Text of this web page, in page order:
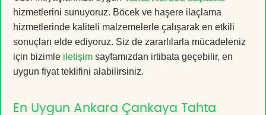
hizmetlerini sunuyoruz. Böcek ve haşere ilaçlama
hizmetlerinde kaliteli malzemelerle çalışarak en etkili
sonuçları elde ediyoruz. Siz de zararlılarla mücadeleniz
için bizimle iletişim sayfamızdan irtibata geçebilir, en
uygun fiyat teklifini alabilirsiniz.
En Uygun Ankara Çankaya Tahta